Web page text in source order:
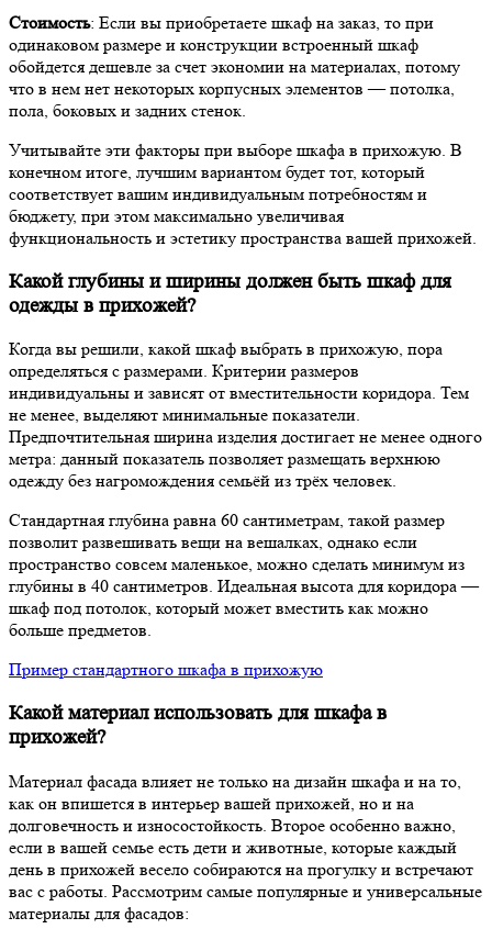
Стоимость: Если вы приобретаете шкаф на заказ, то при
одинаковом размере и конструкции встроенный шкаф
обойдется дешевле за счет экономии на материалах, потому
что в нем нет некоторых корпусных элементов — потолка,
пола, боковых и задних стенок.
Учитывайте эти факторы при выборе шкафа в прихожую. В
конечном итоге, лучшим вариантом будет тот, который
соответствует вашим индивидуальным потребностям и
бюджету, при этом максимально увеличивая
функциональность и эстетику пространства вашей прихожей.
Какой глубины и ширины должен быть шкаф для
одежды в прихожей?
Когда вы решили, какой шкаф выбрать в прихожую, пора
определяться с размерами. Критерии размеров
индивидуальны и зависят от вместительности коридора. Тем
не менее, выделяют минимальные показатели.
Предпочтительная ширина изделия достигает не менее одного
метра: данный показатель позволяет размещать верхнюю
одежду без нагромождения семьёй из трёх человек.
Стандартная глубина равна 60 сантиметрам, такой размер
позволит развешивать вещи на вешалках, однако если
пространство совсем маленькое, можно сделать минимум из
глубины в 40 сантиметров. Идеальная высота для коридора —
шкаф под потолок, который может вместить как можно
больше предметов.
Пример стандартного шкафа в прихожую
Какой материал использовать для шкафа в
прихожей?
Материал фасада влияет не только на дизайн шкафа и на то,
как он впишется в интерьер вашей прихожей, но и на
долговечность и износостойкость. Второе особенно важно,
если в вашей семье есть дети и животные, которые каждый
день в прихожей весело собираются на прогулку и встречают
вас с работы. Рассмотрим самые популярные и универсальные
материалы для фасадов: